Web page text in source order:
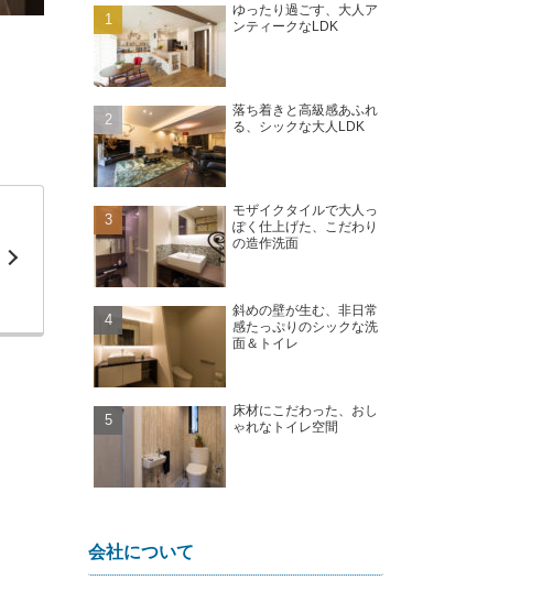
ゆったり過ごす、大人ア
ンティークなLDK
落ち着きと高級感あふれ
る、シックな大人LDK
モザイクタイルで大人っ
ぽく仕上げた、こだわり
の造作洗面
斜めの壁が生む、非日常
感たっぷりのシックな洗
面＆トイレ
床材にこだわった、おし
ゃれなトイレ空間
会社について